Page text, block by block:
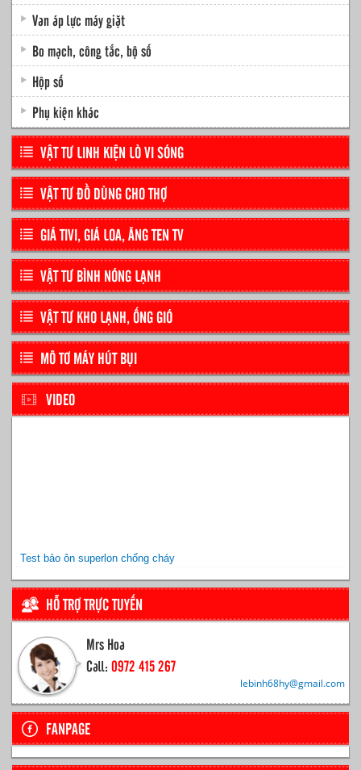
Van áp lực máy giặt
Bo mạch, công tắc, bộ số
Hộp số
Phụ kiện khác
VẬT TƯ LINH KIỆN LÒ VI SÓNG
VẬT TƯ ĐỒ DÙNG CHO THỢ
GIÁ TIVI, GIÁ LOA, ĂNG TEN TV
VẬT TƯ BÌNH NÓNG LẠNH
VẬT TƯ KHO LẠNH, ỐNG GIÓ
MÔ TƠ MÁY HÚT BỤI
VIDEO
Test bảo ôn superlon chống cháy
HỖ TRỢ TRỰC TUYẾN
Mrs Hoa
Call: 0972 415 267
lebinh68hy@gmail.com
FANPAGE